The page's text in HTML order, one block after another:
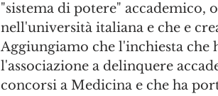
"sistema di potere"
nell'università italiana e che e
Aggiungiamo che l'inchiesta che
l'associazione a delinquere
concorsi a Medicina e che ha